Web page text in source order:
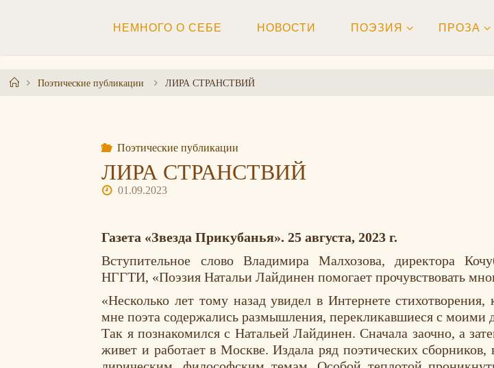
содержимому
НЕМНОГО О СЕБЕ НОВОСТИ ПОЭЗИЯ ПРОЗА
ГлавнаяПоэтические публикации ЛИРА СТРАНСТВИЙ
Поэтические публикации
ЛИРА СТРАНСТВИЙ
01.09.2023
Газета «Звезда Прикубанья». 25 августа, 2023 г.
Вступительное слово Владимира Малхозова, директора
НГГТИ, «Поэзия Натальи Лайдинен помогает прочувствовать
«Несколько лет тому назад увидел в Интернете
мне поэта содержались размышления, перекликавшиеся с моими
Так я познакомился с Натальей Лайдинен. Сначала заочно, а
живет и работает в Москве. Издала ряд поэтических